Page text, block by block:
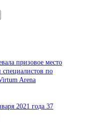
призовое место
специалистов по
Arena
2021 года 37